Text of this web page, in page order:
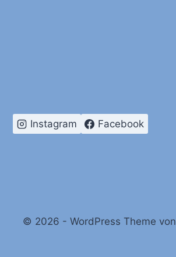
Instagram Facebook
© 2026 - WordPress Theme von